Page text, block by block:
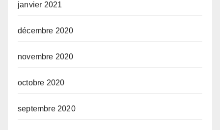
janvier 2021
décembre 2020
novembre 2020
octobre 2020
septembre 2020